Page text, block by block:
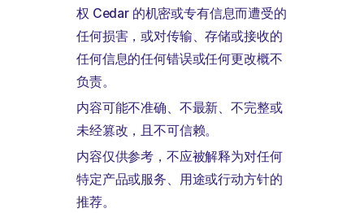
权 Cedar 的机密或专有信息而遭受的
任何损害，或对传输、存储或接收的
任何信息的任何错误或任何更改概不
负责。
内容可能不准确、不最新、不完整或
未经篡改，且不可信赖。
内容仅供参考，不应被解释为对任何
特定产品或服务、用途或行动方针的
推荐。